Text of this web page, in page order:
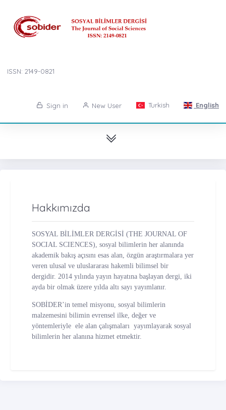
ISSN: 2149-0821
Sign in New User Turkish English
Hakkımızda
SOSYAL BİLİMLER DERGİSİ (THE JOURNAL OF
SOCIAL SCIENCES), sosyal bilimlerin her alanında
akademik bakış açısını esas alan, özgün araştırmalara yer
veren ulusal ve uluslararası hakemli bilimsel bir
dergidir. 2014 yılında yayın hayatına başlayan dergi, iki
ayda bir olmak üzere yılda altı sayı yayımlanır.
SOBİDER’in temel misyonu, sosyal bilimlerin
malzemesini bilimin evrensel ilke, değer ve
yöntemleriyle ele alan çalışmaları yayımlayarak sosyal
bilimlerin her alanına hizmet etmektir.